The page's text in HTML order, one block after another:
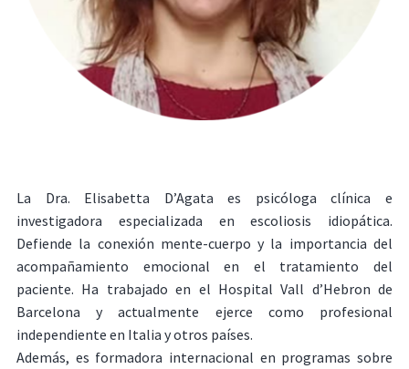
La Dra. Elisabetta D’Agata es psicóloga clínica e
investigadora especializada en escoliosis idiopática.
Defiende la conexión mente-cuerpo y la importancia del
acompañamiento emocional en el tratamiento del
paciente. Ha trabajado en el Hospital Vall d’Hebron de
Barcelona y actualmente ejerce como profesional
independiente en Italia y otros países.
Además, es formadora internacional en programas sobre